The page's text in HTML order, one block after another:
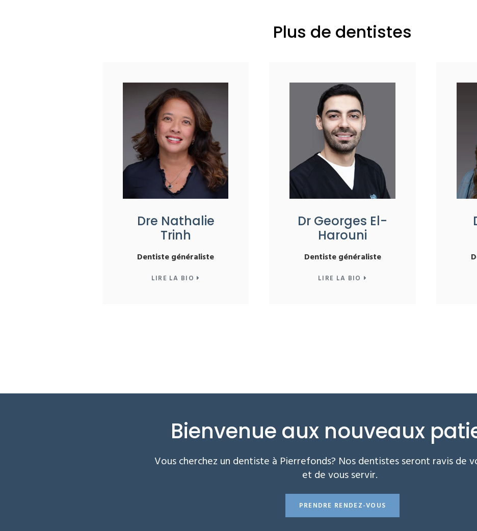
Plus de dentistes
Dre Nathalie
Trinh
Dentiste généraliste
LIRE LA BIO
Dr Georges El-
Harouni
Dentiste généraliste
LIRE LA BIO
Bienvenue aux nouveaux
Vous cherchez un dentiste à Pierrefonds? Nos dentistes seront ravis de
et de vous servir.
PRENDRE RENDEZ-VOUS